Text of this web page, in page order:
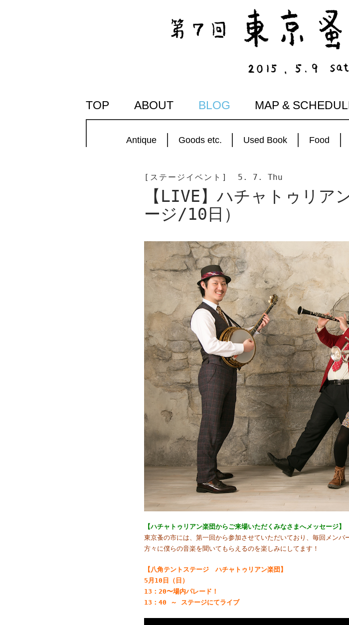
TOP ABOUT BLOG MAP &
Antique Goods etc. Used Book Food
[ステージイベント] 5. 7. Thu
【LIVE】ハチャトゥリア
ージ/10日）
【ハチャトゥリアン楽団からご来場いただくみなさまへメッセージ】
東京蚤の市には、第一回から参加させていただいており、毎回メン
方々に僕らの音楽を聞いてもらえるのを楽しみにしてます！
【八角テントステージ ハチャトゥリアン楽団】
5月10日（日）
13：20〜場内パレード！
13：40 ～ ステージにてライブ